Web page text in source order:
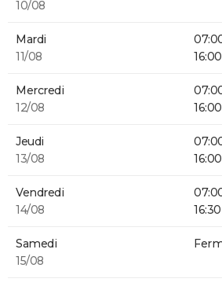
10/08
Mardi
11/08
Mercredi
12/08
Jeudi
13/08
Vendredi
14/08
Samedi
15/08